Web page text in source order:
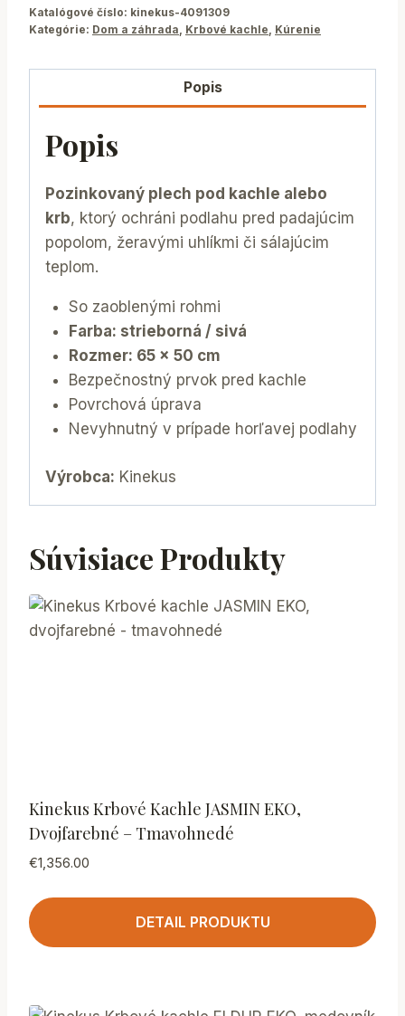
Katalógové číslo: kinekus-4091309
Kategórie: Dom a záhrada, Krbové kachle, Kúrenie
Popis
Popis
Pozinkovaný plech pod kachle alebo
krb, ktorý ochráni podlahu pred padajúcim
popolom, žeravými uhlíkmi či sálajúcim
teplom.
​So zaoblenými rohmi
Farba: strieborná / sivá
Rozmer: 65 x 50 cm
Bezpečnostný prvok pred kachle
Povrchová úprava
Nevyhnutný v prípade horľavej podlahy
Výrobca: Kinekus
Súvisiace Produkty
Kinekus Krbové Kachle JASMIN EKO,
Dvojfarebné – Tmavohnedé
€1,356.00
DETAIL PRODUKTU